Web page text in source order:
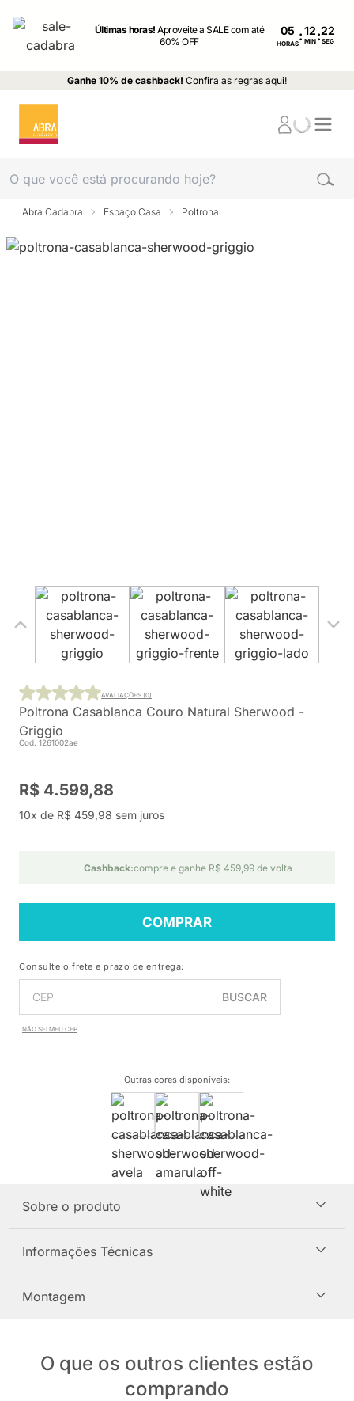
Últimas horas!Aproveite a SALE com até
60% OFF
05
HORAS: MIN : SEG
Ganhe 10% de cashback! Confira as regras aqui!
Abra Cadabra Espaço Casa Poltrona
Poltrona Casablanca Couro Natural Sherwood -
Griggio
Cod. 1261002ae
AVALIAÇÕES (0)
R$ 4.599,88
10x de R$ 459,98 sem juros
Cashback:compre e ganhe R$ 459,99 de volta
COMPRAR
Consulte o frete e prazo de entrega:
BUSCAR
NÃO SEI MEU CEP
Outras cores disponíveis:
Sobre o produto
Informações Técnicas
Montagem
O que os outros clientes estão
comprando